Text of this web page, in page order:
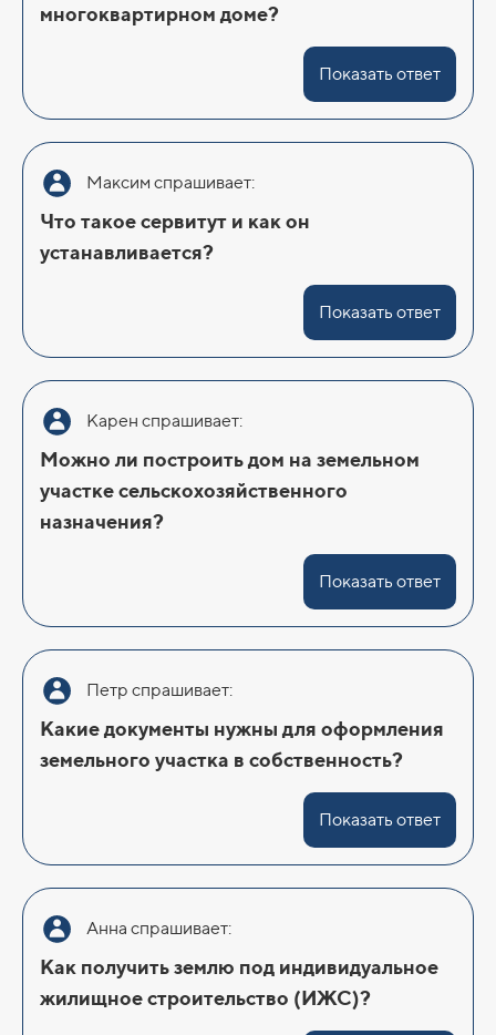
многоквартирном доме?
Показать ответ
Максим спрашивает:
Что такое сервитут и как он
устанавливается?
Показать ответ
Карен спрашивает:
Можно ли построить дом на земельном
участке сельскохозяйственного
назначения?
Показать ответ
Петр спрашивает:
Какие документы нужны для оформления
земельного участка в собственность?
Показать ответ
Анна спрашивает:
Как получить землю под индивидуальное
жилищное строительство (ИЖС)?